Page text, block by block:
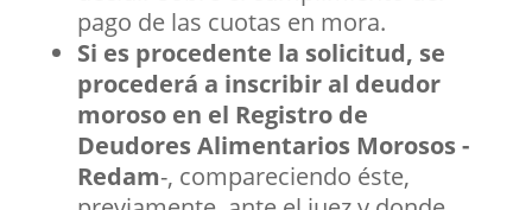
pago de las cuotas en mora.
Si es procedente la solicitud, se
procederá a inscribir al deudor
moroso en el Registro de
Deudores Alimentarios Morosos -
Redam-, compareciendo éste,